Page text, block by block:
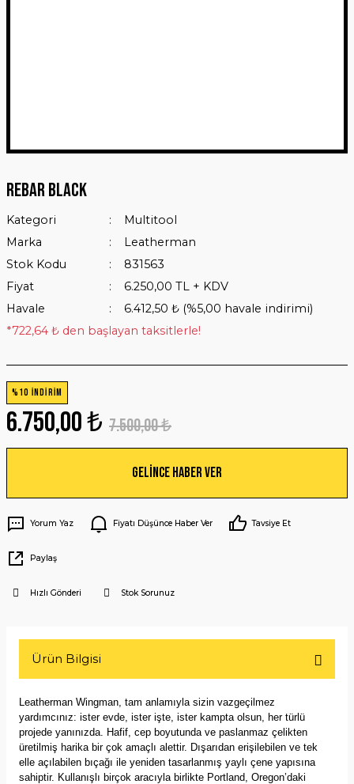
Rebar Black
Kategori
Multitool
Marka
Leatherman
Stok Kodu
831563
Fiyat
6.250,00 TL + KDV
Havale
6.412,50 ₺ (%5,00 havale indirimi)
*722,64 ₺ den başlayan taksitlerle!
%10 İNDİRİM
6.750,00 ₺ 7.500,00 ₺
Gelince Haber Ver
Yorum Yaz Fiyatı Düşünce Haber Ver Tavsiye Et
Paylaş
Hızlı Gönderi Stok Sorunuz
Ürün Bilgisi
Leatherman Wingman, tam anlamıyla sizin vazgeçilmez
yardımcınız: ister evde, ister işte, ister kampta olsun, her türlü
projede yanınızda. Hafif, cep boyutunda ve paslanmaz çelikten
üretilmiş harika bir çok amaçlı alettir. Dışarıdan erişilebilen ve tek
elle açılabilen bıçağı ile yeniden tasarlanmış yaylı çene yapısına
sahiptir. Kullanışlı birçok aracıyla birlikte Portland, Oregon’daki